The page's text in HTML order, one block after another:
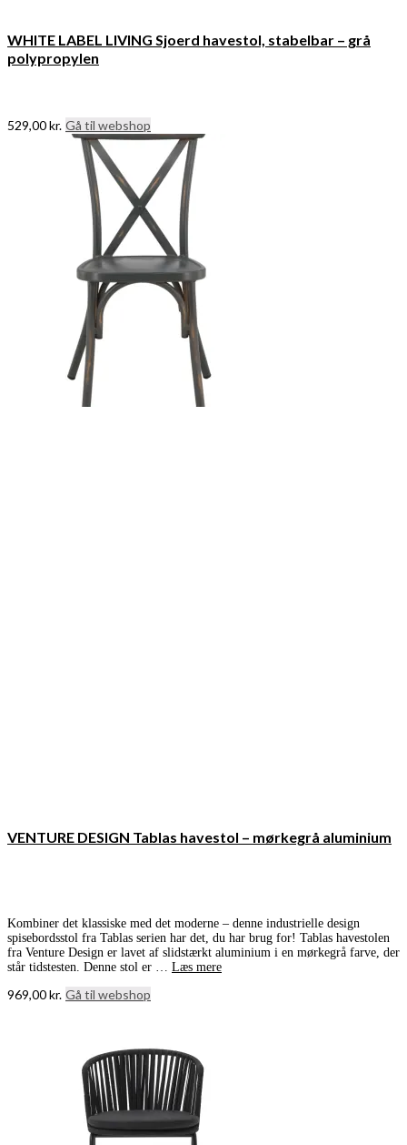
WHITE LABEL LIVING Sjoerd havestol, stabelbar – grå
polypropylen
529,00kr. Gå til webshop
VENTURE DESIGN Tablas havestol – mørkegrå aluminium
Kombiner det klassiske med det moderne – denne industrielle design
spisebordsstol fra Tablas serien har det, du har brug for! Tablas havestolen
fra Venture Design er lavet af slidstærkt aluminium i en mørkegrå farve, der
står tidstesten. Denne stol er … Læs mere
969,00kr. Gå til webshop